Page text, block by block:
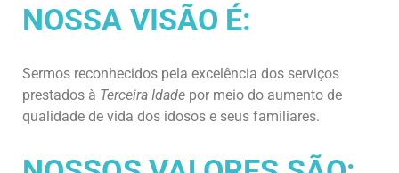
NOSSA VISÃO É:
Sermos reconhecidos pela excelência dos serviços
prestados à Terceira Idade por meio do aumento de
qualidade de vida dos idosos e seus familiares.